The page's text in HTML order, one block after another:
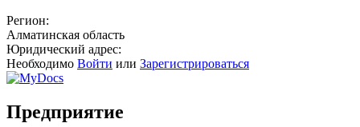
Регион:
Алматинская область
Юридический адрес:
Необходимо Войти или Зарегистрироваться
Предприятие